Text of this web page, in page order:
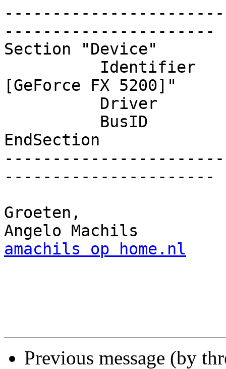
----------------------
Section "Device"
[GeForce FX 5200]"
EndSection
----------------------
Groeten,
amachils op home.nl
Previous message (by